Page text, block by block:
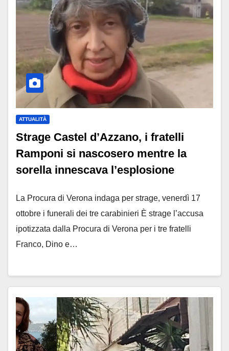
ATTUALITÀ
Strage Castel d’Azzano, i fratelli
Ramponi si nascosero mentre la
sorella innescava l’esplosione
La Procura di Verona indaga per strage, venerdì 17
ottobre i funerali dei tre carabinieri È strage l’accusa
ipotizzata dalla Procura di Verona per i tre fratelli
Franco, Dino e…